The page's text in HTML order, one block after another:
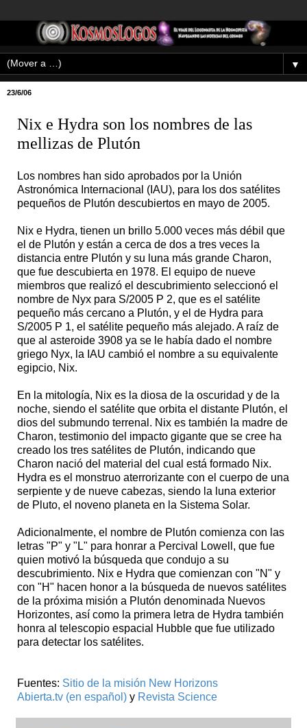
▼
23/6/06
Nix e Hydra son los nombres de las
mellizas de Plutón
Los nombres han sido aprobados por la Unión
Astronómica Internacional (IAU), para los dos satélites
pequeños de Plutón descubiertos en mayo de 2005.
Nix e Hydra, tienen un brillo 5.000 veces más débil que
el de Plutón y están a cerca de dos a tres veces la
distancia entre Plutón y su luna más grande Charon,
que fue descubierta en 1978. El equipo de nueve
miembros que realizó el descubrimiento seleccionó el
nombre de Nyx para S/2005 P 2, que es el satélite
pequeño más cercano a Plutón, y el de Hydra para
S/2005 P 1, el satélite pequeño más alejado. A raíz de
que al asteroide 3908 ya se le había dado el nombre
griego Nyx, la IAU cambió el nombre a su equivalente
egipcio, Nix.
En la mitología, Nix es la diosa de la oscuridad y de la
noche, siendo el satélite que orbita el distante Plutón, el
dios del submundo terrenal. Nix es también la madre de
Charon, testimonio del impacto gigante que se cree ha
creado los tres satélites de Plutón, indicando que
Charon nació del material del cual está formado Nix.
Hydra es el monstruo aterrorizante con el cuerpo de una
serpiente y de nueve cabezas, siendo la luna exterior
de Pluto, el noveno planeta en la Sistema Solar.
Adicionalmente, el nombre de Plutón comienza con las
letras "P" y "L" para honrar a Percival Lowell, que fue
quien motivó la búsqueda que condujo a su
descubrimiento. Nix e Hydra que comienzan con "N" y
con "H" hacen honor a la búsqueda de nuevos satélites
de la próxima misión a Plutón denominada Nuevos
Horizontes, así como la primera letra de Hydra también
honra al telescopio espacial Hubble que fue utilizado
para detectar los satélites.
Fuentes: Sitio de la misión New Horizons
Abierta.tv (en español) y Revista Science